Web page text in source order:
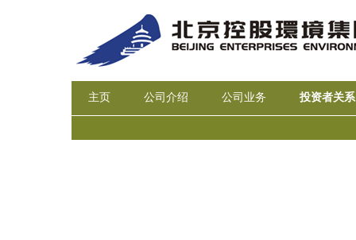
主页 公司介绍 公司业务 投资者关系